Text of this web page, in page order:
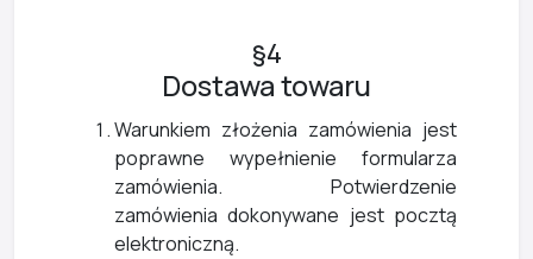
§4
Dostawa towaru
Warunkiem złożenia zamówienia jest
poprawne wypełnienie formularza
zamówienia. Potwierdzenie
zamówienia dokonywane jest pocztą
elektroniczną.